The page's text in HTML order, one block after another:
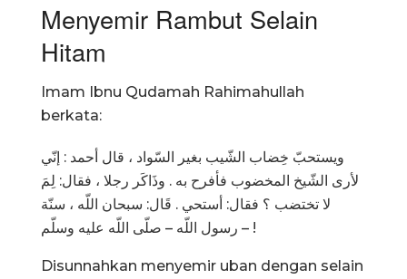
Menyemir Rambut Selain
Hitam
Imam Ibnu Qudamah Rahimahullah
berkata:
ويستحبّ خِضاب الشّيب بغير السّواد ، قال أحمد : إنّي
لأرى الشّيخ المخضوب فأفرح به . وذَاكَر رجلا ، فقال: لِمَ
لا تختضب ؟ فقال: أستحي . قَال: سبحان اللّه ، سنّة
رسول اللّه – صلّى اللّه عليه وسلّم – !
Disunnahkan menyemir uban dengan selain